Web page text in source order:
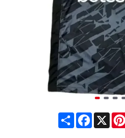
ShareFacebook
X